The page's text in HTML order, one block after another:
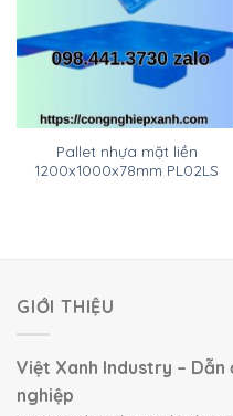
Pallet nhựa mặt liền
1200x1000x78mm PL02LS
GIỚI THIỆU
Việt Xanh Industry –
nghiệp